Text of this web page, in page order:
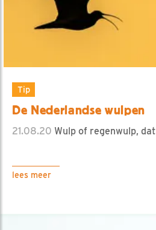
Tip
De Nederlandse wulpen
21.08.20 Wulp of regenwulp,
lees meer